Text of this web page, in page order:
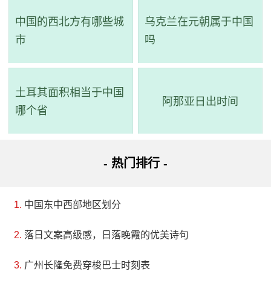
中国的西北方有哪些城
市
乌克兰在元朝属于中国
吗
土耳其面积相当于中国
哪个省
阿那亚日出时间
- 热门排行 -
中国东中西部地区划分
落日文案高级感，日落晚霞的优美诗句
广州长隆免费穿梭巴士时刻表